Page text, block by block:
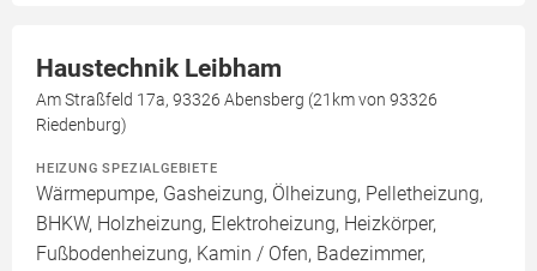
Haustechnik Leibham
Am Straßfeld 17a, 93326 Abensberg (21km von 93326
Riedenburg)
HEIZUNG SPEZIALGEBIETE
Wärmepumpe, Gasheizung, Ölheizung, Pelletheizung,
BHKW, Holzheizung, Elektroheizung, Heizkörper,
Fußbodenheizung, Kamin / Ofen, Badezimmer,